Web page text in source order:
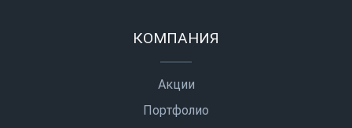
КОМПАНИЯ
Акции
Портфолио